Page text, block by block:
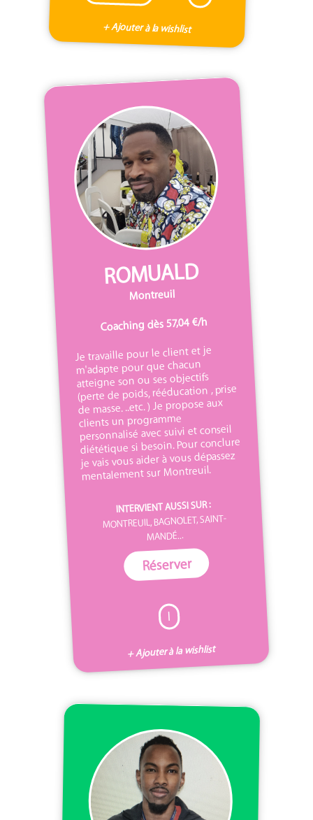
+ Ajouter à la wishlist
ROMUALD
Montreuil
Coaching dès 57,04 €/h
Je travaille pour le client et je
m'adapte pour que chacun
atteigne son ou ses objectifs
(perte de poids, rééducation , prise
de masse. ..etc. ) Je propose aux
clients un programme
personnalisé avec suivi et conseil
diététique si besoin. Pour conclure
je vais vous aider à vous dépassez
mentalement sur Montreuil.
INTERVIENT AUSSI SUR :
MONTREUIL, BAGNOLET, SAINT-
MANDÉ...
Réserver
I
+ Ajouter à la wishlist